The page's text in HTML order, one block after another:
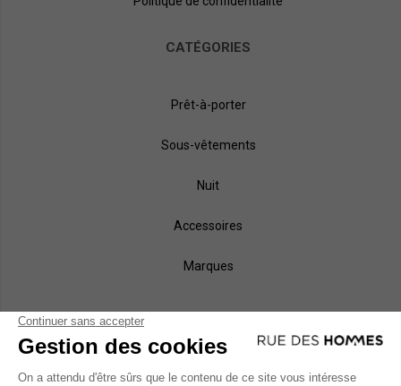
CATÉGORIES
Prêt-à-porter
Sous-vêtements
Nuit
Accessoires
Marques
NOS MÉTHODES DE PAIEMENT